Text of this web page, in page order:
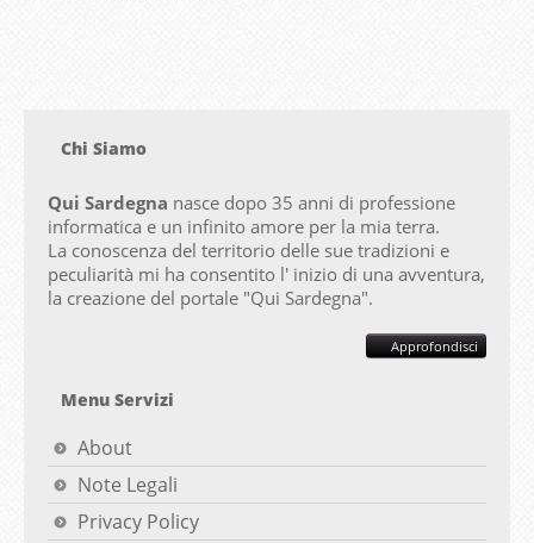
Chi Siamo
Qui Sardegna nasce dopo 35 anni di professione
informatica e un infinito amore per la mia terra.
La conoscenza del territorio delle sue tradizioni e
peculiarità mi ha consentito l' inizio di una avventura,
la creazione del portale "Qui Sardegna".
Approfondisci
Menu Servizi
About
Note Legali
Privacy Policy